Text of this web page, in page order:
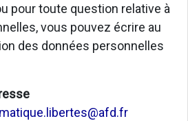
pour toute question relative à
vous pouvez écrire au
des données personnelles